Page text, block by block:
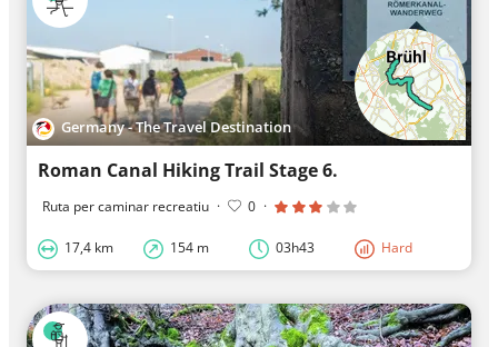
Germany - The Travel Destination
Roman Canal Hiking Trail Stage 6.
Ruta per caminar recreatiu · 0 ·
17,4 km 154 m 03h43 Hard